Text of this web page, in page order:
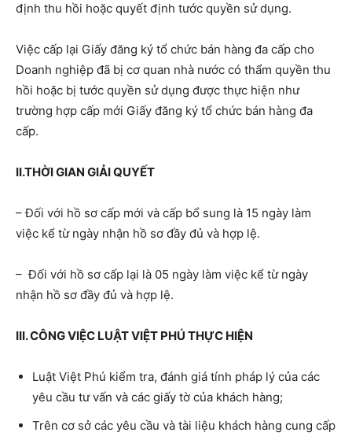
định thu hồi hoặc quyết định tước quyền sử dụng.
Việc cấp lại Giấy đăng ký tổ chức bán hàng đa cấp cho
Doanh nghiệp đã bị cơ quan nhà nước có thẩm quyền thu
hồi hoặc bị tước quyền sử dụng được thực hiện như
trường hợp cấp mới Giấy đăng ký tổ chức bán hàng đa
cấp.
II.THỜI GIAN GIẢI QUYẾT
– Đối với hồ sơ cấp mới và cấp bổ sung là 15 ngày làm
việc kể từ ngày nhận hồ sơ đầy đủ và hợp lệ.
– Đối với hồ sơ cấp lại là 05 ngày làm việc kể từ ngày
nhận hồ sơ đầy đủ và hợp lệ.
III. CÔNG VIỆC LUẬT VIỆT PHÚ THỰC HIỆN
Luật Việt Phú kiểm tra, đánh giá tính pháp lý của các
yêu cầu tư vấn và các giấy tờ của khách hàng;
Trên cơ sở các yêu cầu và tài liệu khách hàng cung cấp